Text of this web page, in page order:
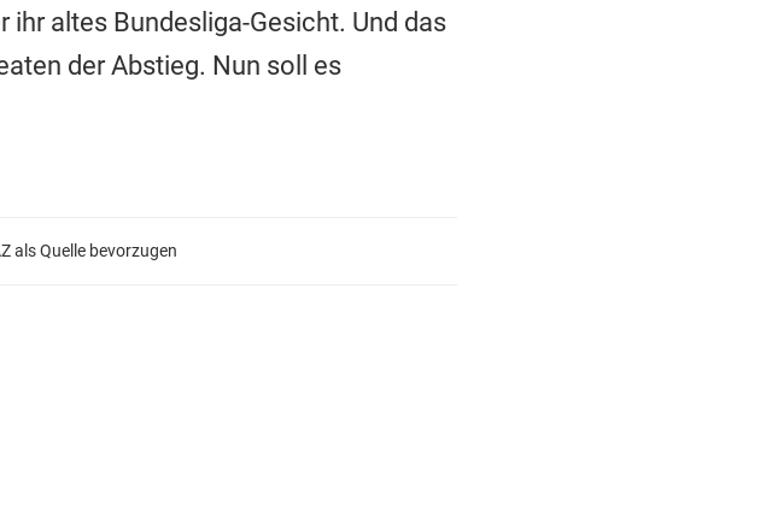
altes Bundesliga-Gesicht. Und das
der Abstieg. Nun soll es
als Quelle bevorzugen